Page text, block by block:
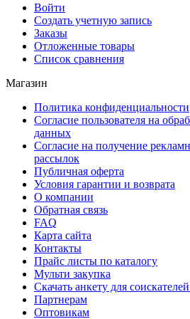
Войти
Создать учетную запись
Заказы
Отложенные товары
Список сравнения
Магазин
Политика конфиденциальности
Согласие пользователя на
данных
Согласие на получение
рассылок
Публичная оферта
Условия гарантии и возврата
О компании
Обратная связь
FAQ
Карта сайта
Контакты
Прайс листы по каталогу
Мульти закупка
Скачать анкету для
Партнерам
Оптовикам